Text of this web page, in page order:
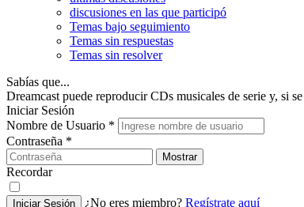
discusiones en las que participó
Temas bajo seguimiento
Temas sin respuestas
Temas sin resolver
Sabías que...
Dreamcast puede reproducir CDs musicales de serie y, si
Iniciar Sesión
Nombre de Usuario *
Contraseña *
Mostrar
Recordar
Iniciar Sesión ¿No eres miembro? Regístrate aquí